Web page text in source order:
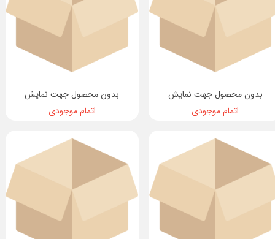
بدون محصول جهت نمایش
اتمام موجودی
بدون محصول جهت نمایش
اتمام موجودی